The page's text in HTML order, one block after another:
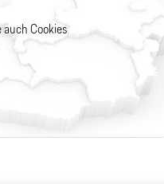
Cookies